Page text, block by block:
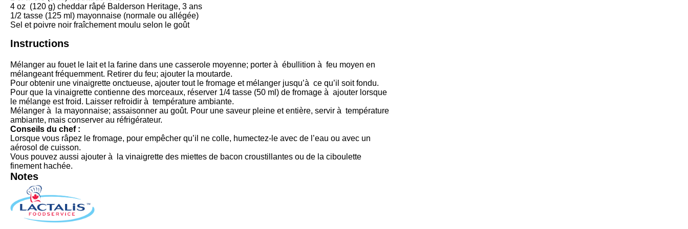
4 oz (120 g) cheddar râpé Balderson Heritage, 3 ans
1/2 tasse (125 ml) mayonnaise (normale ou allégée)
Sel et poivre noir fraîchement moulu selon le goût
Instructions
Mélanger au fouet le lait et la farine dans une casserole moyenne; porter à ébullition à feu moyen en
mélangeant fréquemment. Retirer du feu; ajouter la moutarde.
Pour obtenir une vinaigrette onctueuse, ajouter tout le fromage et mélanger jusqu’à ce qu’il soit fondu.
Pour que la vinaigrette contienne des morceaux, réserver 1/4 tasse (50 ml) de fromage à ajouter lorsque
le mélange est froid. Laisser refroidir à température ambiante.
Mélanger à la mayonnaise; assaisonner au goût. Pour une saveur pleine et entière, servir à température
ambiante, mais conserver au réfrigérateur.
Conseils du chef :
Lorsque vous râpez le fromage, pour empêcher qu’il ne colle, humectez-le avec de l’eau ou avec un
aérosol de cuisson.
Vous pouvez aussi ajouter à la vinaigrette des miettes de bacon croustillantes ou de la ciboulette
finement hachée.
Notes